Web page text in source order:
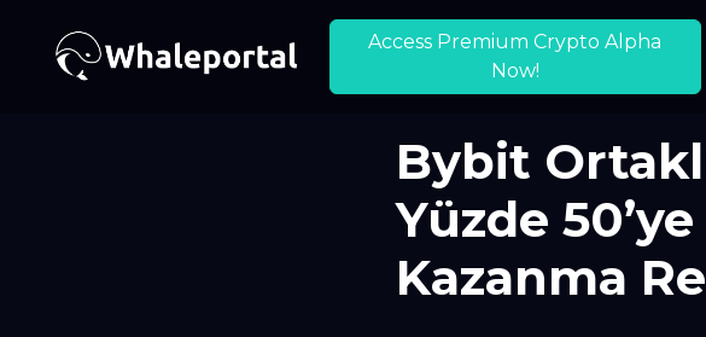
Access Premium Crypto Alpha
Now!
Bybit
Yüzde
Kazanma